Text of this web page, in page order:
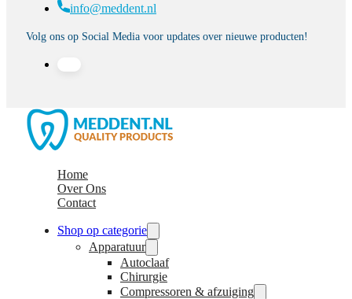
info@meddent.nl
Volg ons op Social Media voor updates over nieuwe producten!
Home
Over Ons
Contact
Shop op categorie
Apparatuur
Autoclaaf
Chirurgie
Compressoren & afzuiging